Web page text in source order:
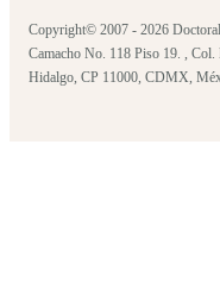
Copyright© 2007 - 2026
Camacho No. 118 Piso 19. ,
Hidalgo, CP 11000, CDMX,